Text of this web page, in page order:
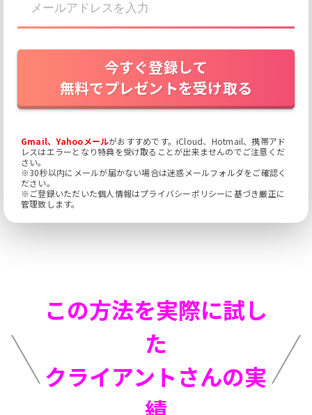
今すぐ登録して
無料でプレゼントを受け取る
Gmail、Yahooメールがおすすめです。iCloud、Hotmail、携帯アド
レスはエラーとなり特典を受け取ることが出来ませんのでご注意くだ
さい。
※30秒以内にメールが届かない場合は迷惑メールフォルダをご確認く
ださい。
※ご登録いただいた個人情報はプライバシーポリシーに基づき厳正に
管理致します。
この方法を実際に試し
た
クライアントさんの実